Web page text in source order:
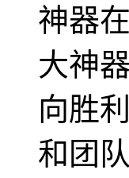
神器
大神
向胜
和团